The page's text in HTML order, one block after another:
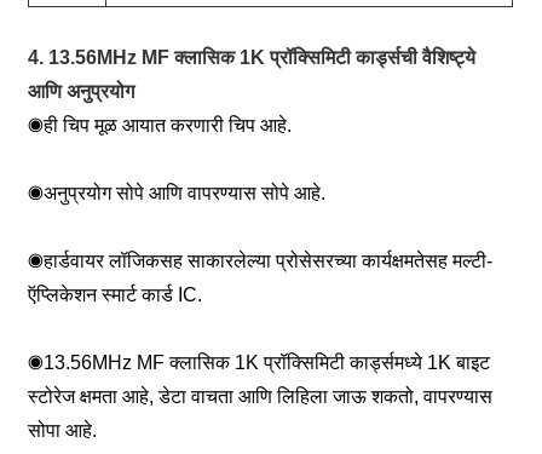
4. 13.56MHz MF क्लासिक 1K प्रॉक्सिमिटी कार्ड्सची वैशिष्ट्ये
आणि अनुप्रयोग
◉ही चिप मूळ आयात करणारी चिप आहे.
◉अनुप्रयोग सोपे आणि वापरण्यास सोपे आहे.
◉हार्डवायर लॉजिकसह साकारलेल्या प्रोसेसरच्या कार्यक्षमतेसह मल्टी-
ऍप्लिकेशन स्मार्ट कार्ड IC.
◉13.56MHz MF क्लासिक 1K प्रॉक्सिमिटी कार्ड्समध्ये 1K बाइट
स्टोरेज क्षमता आहे, डेटा वाचता आणि लिहिला जाऊ शकतो, वापरण्यास
सोपा आहे.